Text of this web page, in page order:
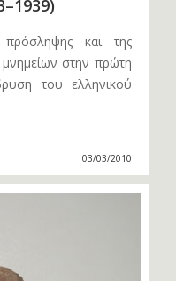
και της
μνημείων στην πρώτη
του ελληνικού
03/03/2010